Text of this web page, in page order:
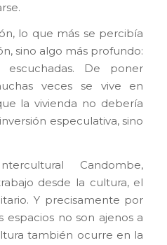
lo que más se percibía
sino algo más profundo:
De poner
veces se vive en
la vivienda no debería
especulativa, sino
Candombe,
desde la cultura, el
Y precisamente por
espacios no son ajenos a
también ocurre en la